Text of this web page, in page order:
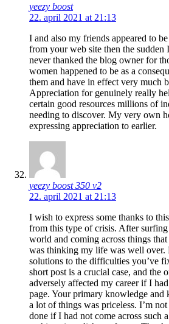
yeezy boost
22. april 2021 at 21:13
I and also my friends appeared to
from your web site then the
never thanked the blog owner for
women happened to be as a
them and have in effect very much
Appreciation for genuinely really
certain good resources millions of
needing to discover. My very own
expressing appreciation to earlier.
yeezy boost 350 v2
22. april 2021 at 21:13
I wish to express some thanks to
from this type of crisis. After
world and coming across things
was thinking my life was well over.
solutions to the difficulties you’ve
short post is a crucial case, and the
adversely affected my career if I
page. Your primary knowledge and
a lot of things was priceless. I’m
done if I had not come across such